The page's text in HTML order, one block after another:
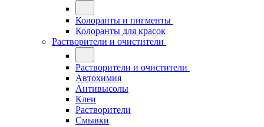
Колоранты и пигменты
Колоранты для красок
Растворители и очистители
Растворители и очистители
Автохимия
Антивысолы
Клеи
Растворители
Смывки